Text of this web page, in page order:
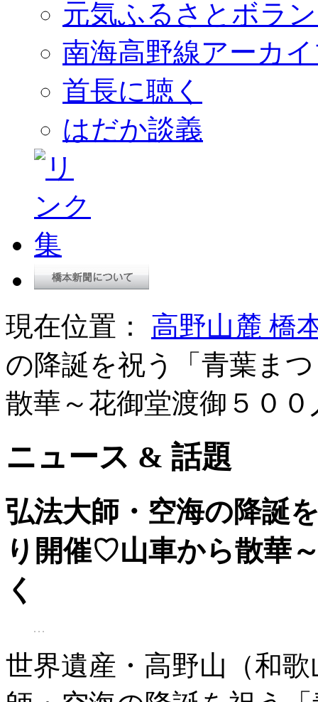
元気ふるさとボラ
南海高野線アーカ
首長に聴く
はだか談義
現在位置： 高野山麓 橋
の降誕を祝う「青葉ま
散華～花御堂渡御５０
ニュース & 話題
弘法大師・空海の降誕
り開催♡山車から散華
く
世界遺産・高野山（和